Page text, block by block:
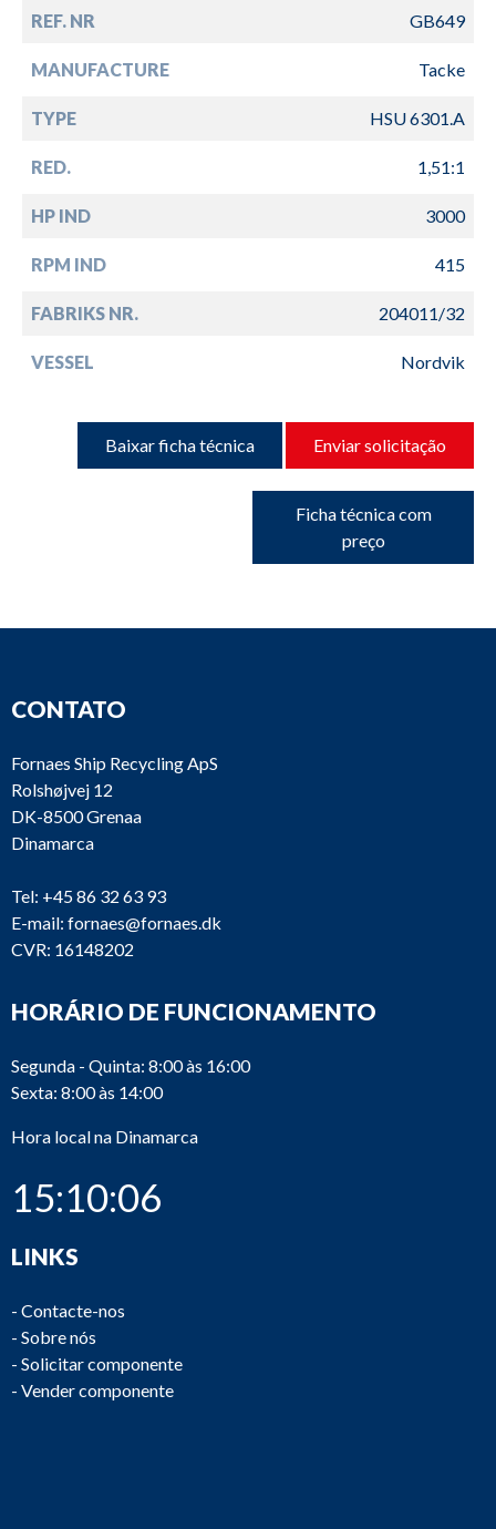
REF. NR GB649
MANUFACTURE Tacke
TYPE HSU 6301.A
RED. 1,51:1
HP IND 3000
RPM IND 415
FABRIKS NR. 204011/32
VESSEL Nordvik
Baixar ficha técnica Enviar solicitação
Ficha técnica com
preço
CONTATO
Fornaes Ship Recycling ApS
Rolshøjvej 12
DK-8500 Grenaa
Dinamarca
Tel: +45 86 32 63 93
E-mail: fornaes@fornaes.dk
CVR: 16148202
HORÁRIO DE FUNCIONAMENTO
Segunda - Quinta: 8:00 às 16:00
Sexta: 8:00 às 14:00
Hora local na Dinamarca
15:10:06
LINKS
- Contacte-nos
- Sobre nós
- Solicitar componente
- Vender componente